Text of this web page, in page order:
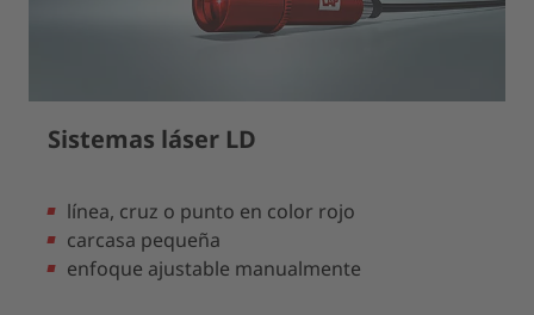
Sistemas láser LD
línea, cruz o punto en color rojo
carcasa pequeña
enfoque ajustable manualmente